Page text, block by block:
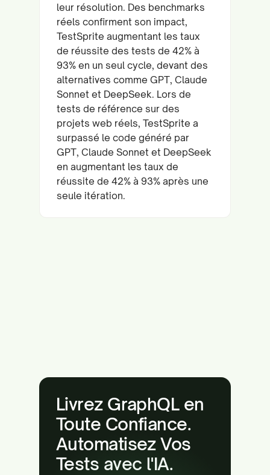
leur résolution. Des benchmarks
réels confirment son impact,
TestSprite augmentant les taux
de réussite des tests de 42% à
93% en un seul cycle, devant des
alternatives comme GPT, Claude
Sonnet et DeepSeek. Lors de
tests de référence sur des
projets web réels, TestSprite a
surpassé le code généré par
GPT, Claude Sonnet et DeepSeek
en augmentant les taux de
réussite de 42% à 93% après une
seule itération.
Livrez GraphQL en
Toute Confiance.
Automatisez Vos
Tests avec l'IA.